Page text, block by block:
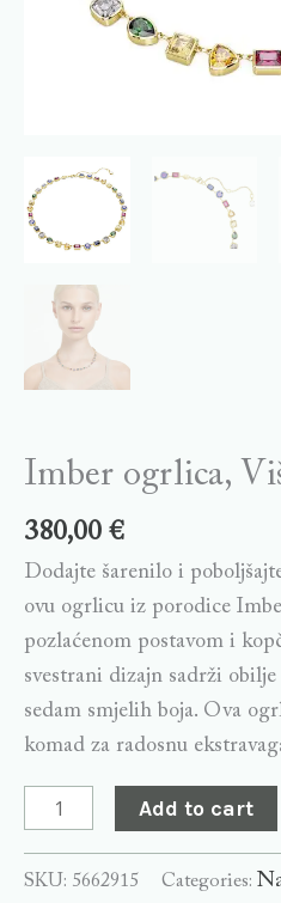
Imber ogrlica,
380,00 €
Dodajte šarenilo i
ovu ogrlicu iz porodice
pozlaćenom postavom i
svestrani dizajn sadrži obilje
sedam smjelih boja. Ova
komad za radosnu
Add to cart
SKU: 5662915 Categories: